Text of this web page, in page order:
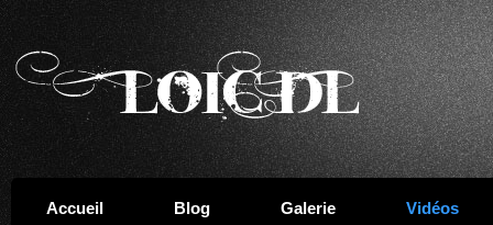
Accueil Blog Galerie Vidéos